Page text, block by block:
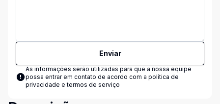
Enviar
As informações serão utilizadas para que a nossa equipe
possa entrar em contato de acordo com a política de
privacidade e termos de serviço